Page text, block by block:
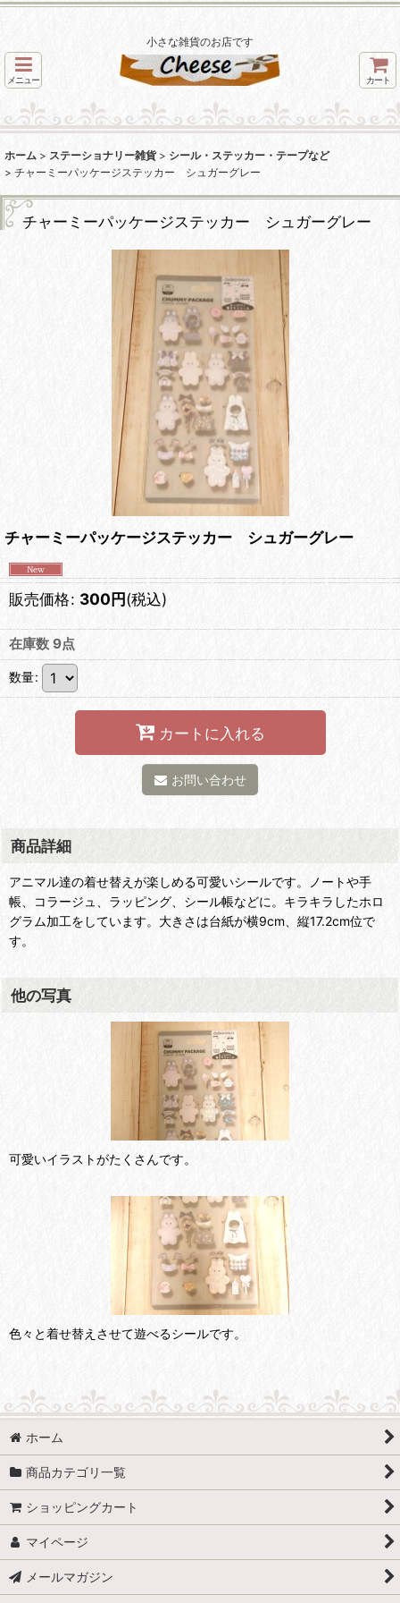
小さな雑貨のお店です
メニュー カート
ホーム > ステーショナリー雑貨 > シール・ステッカー・テープなど
> チャーミーパッケージステッカー シュガーグレー
チャーミーパッケージステッカー シュガーグレー
チャーミーパッケージステッカー シュガーグレー
販売価格: 300円(税込)
在庫数 9点
数量:
カートに入れる
お問い合わせ
商品詳細
アニマル達の着せ替えが楽しめる可愛いシールです。ノートや手
帳、コラージュ、ラッピング、シール帳などに。キラキラしたホロ
グラム加工をしています。大きさは台紙が横9cm、縦17.2cm位で
す。
他の写真
可愛いイラストがたくさんです。
色々と着せ替えさせて遊べるシールです。
ホーム
商品カテゴリ一覧
ショッピングカート
マイページ
メールマガジン